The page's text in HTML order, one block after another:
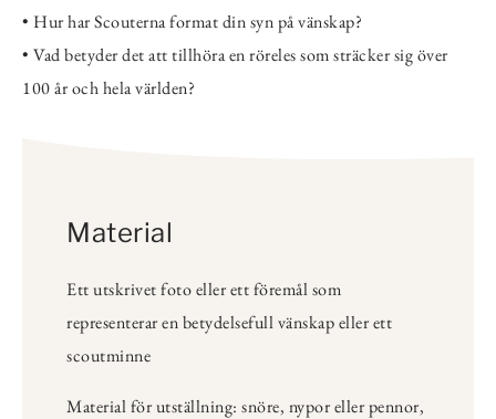
• Hur har Scouterna format din syn på vänskap?
• Vad betyder det att tillhöra en röreles som sträcker sig över
100 år och hela världen?
Material
Ett utskrivet foto eller ett föremål som
representerar en betydelsefull vänskap eller ett
scoutminne
Material för utställning: snöre, nypor eller pennor,